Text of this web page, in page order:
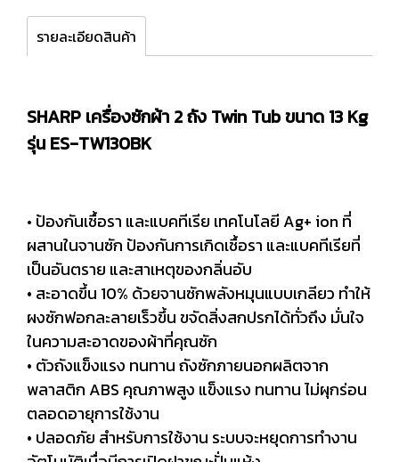
รายละเอียดสินค้า
SHARP เครื่องซักผ้า 2 ถัง Twin Tub ขนาด 13 Kg
รุ่น ES-TW130BK
• ป้องกันเชื้อรา และแบคทีเรีย เทคโนโลยี Ag+ ion ที่
ผสานในจานซัก ป้องกันการเกิดเชื้อรา และแบคทีเรียที่
เป็นอันตราย และสาเหตุของกลิ่นอับ
• สะอาดขึ้น 10% ด้วยจานซักพลังหมุนแบบเกลียว ทำให้
ผงซักฟอกละลายเร็วขึ้น ขจัดสิ่งสกปรกได้ทั่วถึง มั่นใจ
ในความสะอาดของผ้าที่คุณซัก
• ตัวถังแข็งแรง ทนทาน ถังซักภายนอกผลิตจาก
พลาสติก ABS คุณภาพสูง แข็งแรง ทนทาน ไม่ผุกร่อน
ตลอดอายุการใช้งาน
• ปลอดภัย สำหรับการใช้งาน ระบบจะหยุดการทำงาน